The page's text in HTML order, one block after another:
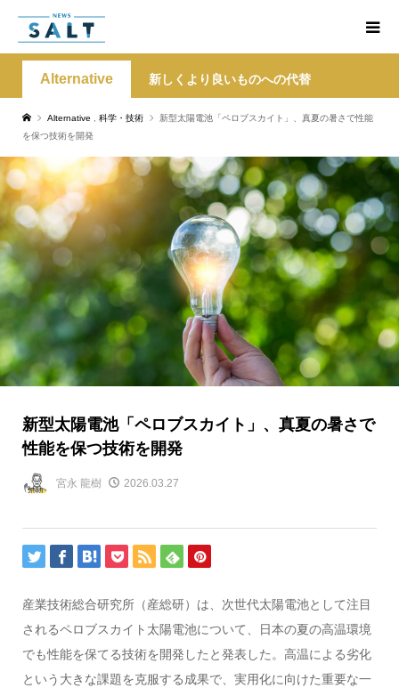
Alternative 新しくより良いものへの代替
Alternative 科学・技術
新型太陽電池「ペロブスカイト」、真夏の暑さで性能
を保つ技術を開発
新型太陽電池「ペロブスカイト」、真夏の暑さで
性能を保つ技術を開発
宮永 龍樹 2026.03.27
産業技術総合研究所（産総研）は、次世代太陽電池として注目
されるペロブスカイト太陽電池について、日本の夏の高温環境
でも性能を保てる技術を開発したと発表した。高温による劣化
という大きな課題を克服する成果で、実用化に向けた重要な一